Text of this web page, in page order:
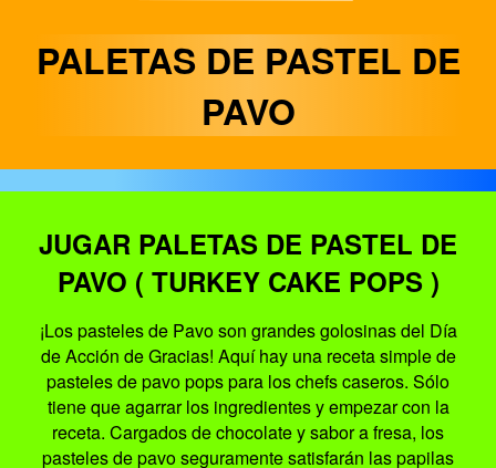
PALETAS DE PASTEL DE
PAVO
JUGAR PALETAS DE PASTEL DE
PAVO ( TURKEY CAKE POPS )
¡Los pasteles de Pavo son grandes golosinas del Día
de Acción de Gracias! Aquí hay una receta simple de
pasteles de pavo pops para los chefs caseros. Sólo
tiene que agarrar los ingredientes y empezar con la
receta. Cargados de chocolate y sabor a fresa, los
pasteles de pavo seguramente satisfarán las papilas